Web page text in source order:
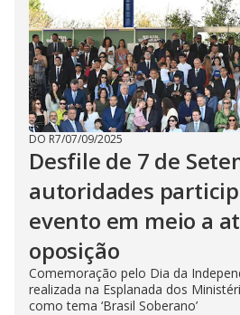
DO R7/07/09/2025
Desfile de 7 de
autoridades
evento em meio a
oposição
Comemoração pelo Dia da
realizada na Esplanada dos
como tema ‘Brasil Soberano’